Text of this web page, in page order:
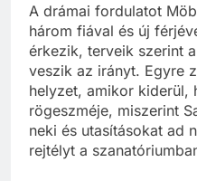
A drámai fordulatot
három fiával és új
érkezik, terveik szerint
veszik az irányt. Egyre
helyzet, amikor kiderül,
rögeszméje, miszerint
neki és utasításokat ad
rejtélyt a